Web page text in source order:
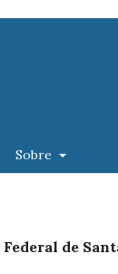
Sobre
de